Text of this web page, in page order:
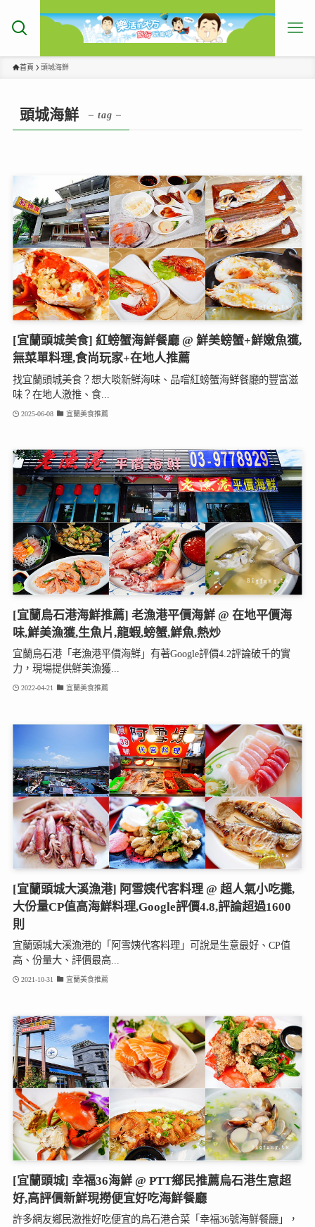
首頁 頭城海鮮
頭城海鮮 – tag –
[宜蘭頭城美食] 紅螃蟹海鮮餐廳 @ 鮮美螃蟹+鮮嫩魚獲,
無菜單料理,食尚玩家+在地人推薦
找宜蘭頭城美食？想大啖新鮮海味、品嚐紅螃蟹海鮮餐廳的豐富滋
味？在地人激推、食...
2025-06-08 宜蘭美食推薦
[宜蘭烏石港海鮮推薦] 老漁港平價海鮮 @ 在地平價海
味,鮮美漁獲,生魚片,龍蝦,螃蟹,鮮魚,熱炒
宜蘭烏石港「老漁港平價海鮮」有著Google評價4.2評論破千的實
力，現場提供鮮美漁獲...
2022-04-21 宜蘭美食推薦
[宜蘭頭城大溪漁港] 阿雪姨代客料理 @ 超人氣小吃攤,
大份量CP值高海鮮料理,Google評價4.8,評論超過1600
則
宜蘭頭城大溪漁港的「阿雪姨代客料理」可說是生意最好、CP值
高、份量大、評價最高...
2021-10-31 宜蘭美食推薦
[宜蘭頭城] 幸福36海鮮 @ PTT鄉民推薦烏石港生意超
好,高評價新鮮現撈便宜好吃海鮮餐廳
許多網友鄉民激推好吃便宜的烏石港合菜「幸福36號海鮮餐廳」，